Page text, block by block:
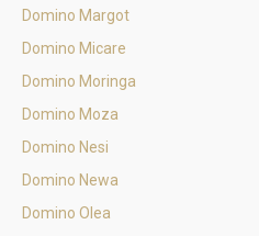
Domino Margot
Domino Micare
Domino Moringa
Domino Moza
Domino Nesi
Domino Newa
Domino Olea